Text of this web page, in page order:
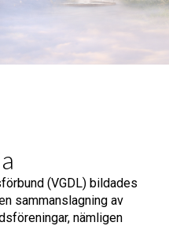
(VGDL) bildades
sammanslagning av
nämligen